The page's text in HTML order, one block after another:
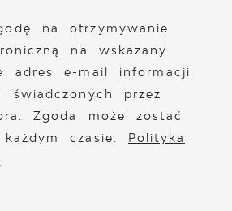
na otrzymywanie
na wskazany
adres e-mail informacji
świadczonych przez
Zgoda może zostać
czasie. Polityka